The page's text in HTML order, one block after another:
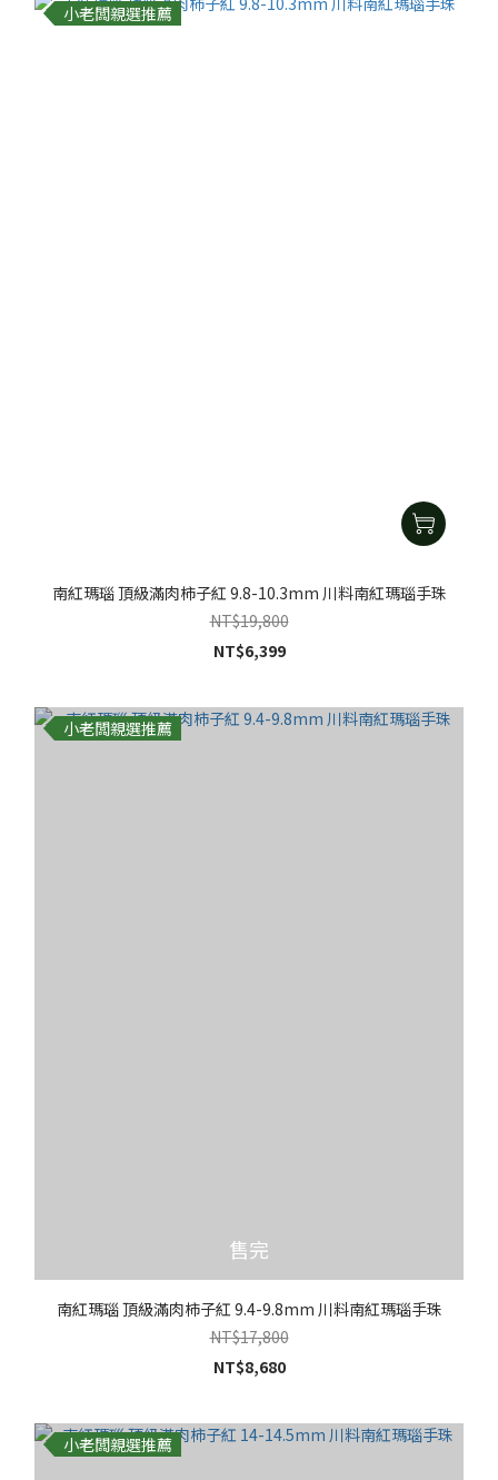
小老闆親選推薦
南紅瑪瑙 頂級滿肉柿子紅 9.8-10.3mm 川料南紅瑪瑙手珠
NT$19,800
NT$6,399
小老闆親選推薦
售完
南紅瑪瑙 頂級滿肉柿子紅 9.4-9.8mm 川料南紅瑪瑙手珠
NT$17,800
NT$8,680
小老闆親選推薦